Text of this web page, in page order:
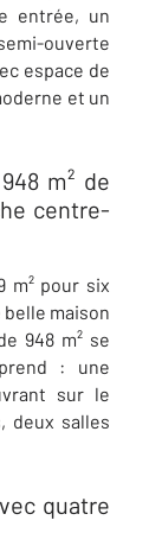
entrée, un
ouverte
espace de
et un
m² de
centre-
m² pour six
maison
948 m² se
: une
sur le
deux salles
quatre